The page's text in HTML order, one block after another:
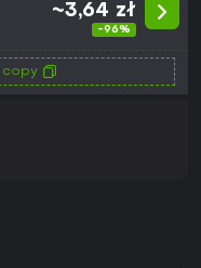
~3,64 zł
-96%
copy